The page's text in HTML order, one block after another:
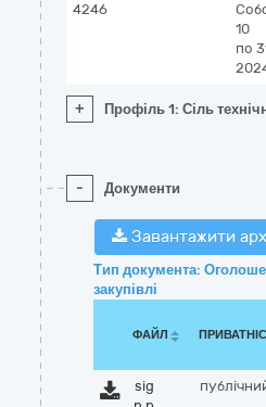
4246
10
по
+ Профіль 1: Сіль
- Документи
Завантажити
Тип документа:
закупівлі
ФАЙЛ
sig